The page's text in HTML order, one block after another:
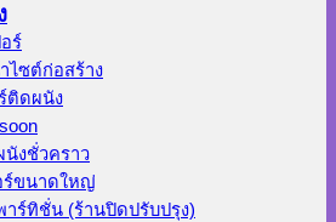
ร์
ไซต์ก่อสร้าง
ติดผนัง
นังชั่วคราว
ร์ขนาดใหญ่
าร์ทิชั่น (ร้านปิดปรับปรุง)